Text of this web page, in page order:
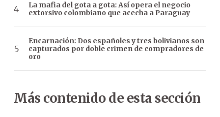
La mafia del gota a gota: Así opera el negocio
extorsivo colombiano que acecha a Paraguay
Encarnación: Dos españoles y tres bolivianos son
capturados por doble crimen de compradores de
oro
Más contenido de esta sección